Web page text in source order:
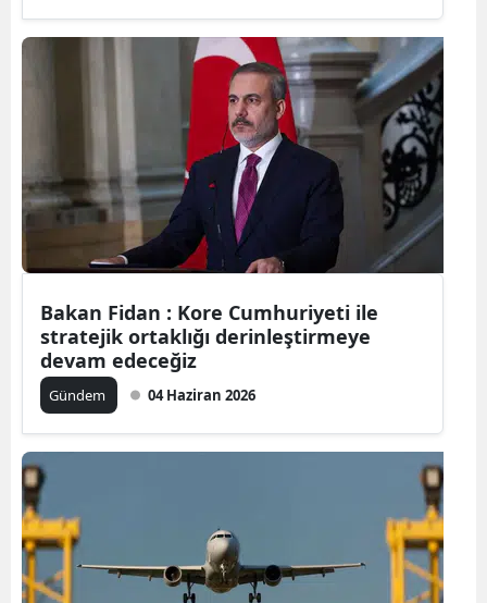
Çankırı
Çorum
Denizli
Diyarbakır
Edirne
Elazığ
Gaziantep
Giresun
Gümüşhane
Hakkari
Bakan Fidan : Kore Cumhuriyeti ile
stratejik ortaklığı derinleştirmeye
devam edeceğiz
Gündem 04 Haziran 2026